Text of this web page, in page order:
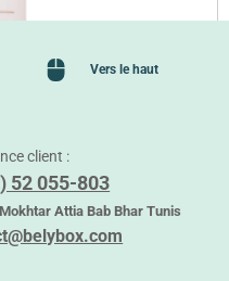
Vers le haut
client :
52 055-803
Attia Bab Bhar Tunis